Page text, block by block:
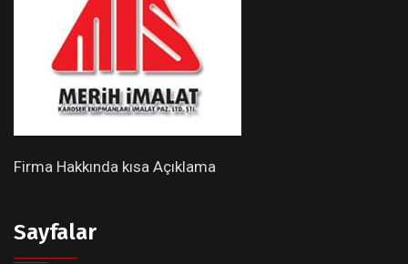
Firma Hakkında kısa Açıklama
Sayfalar